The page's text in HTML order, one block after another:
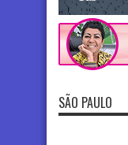
SÃO PAULO